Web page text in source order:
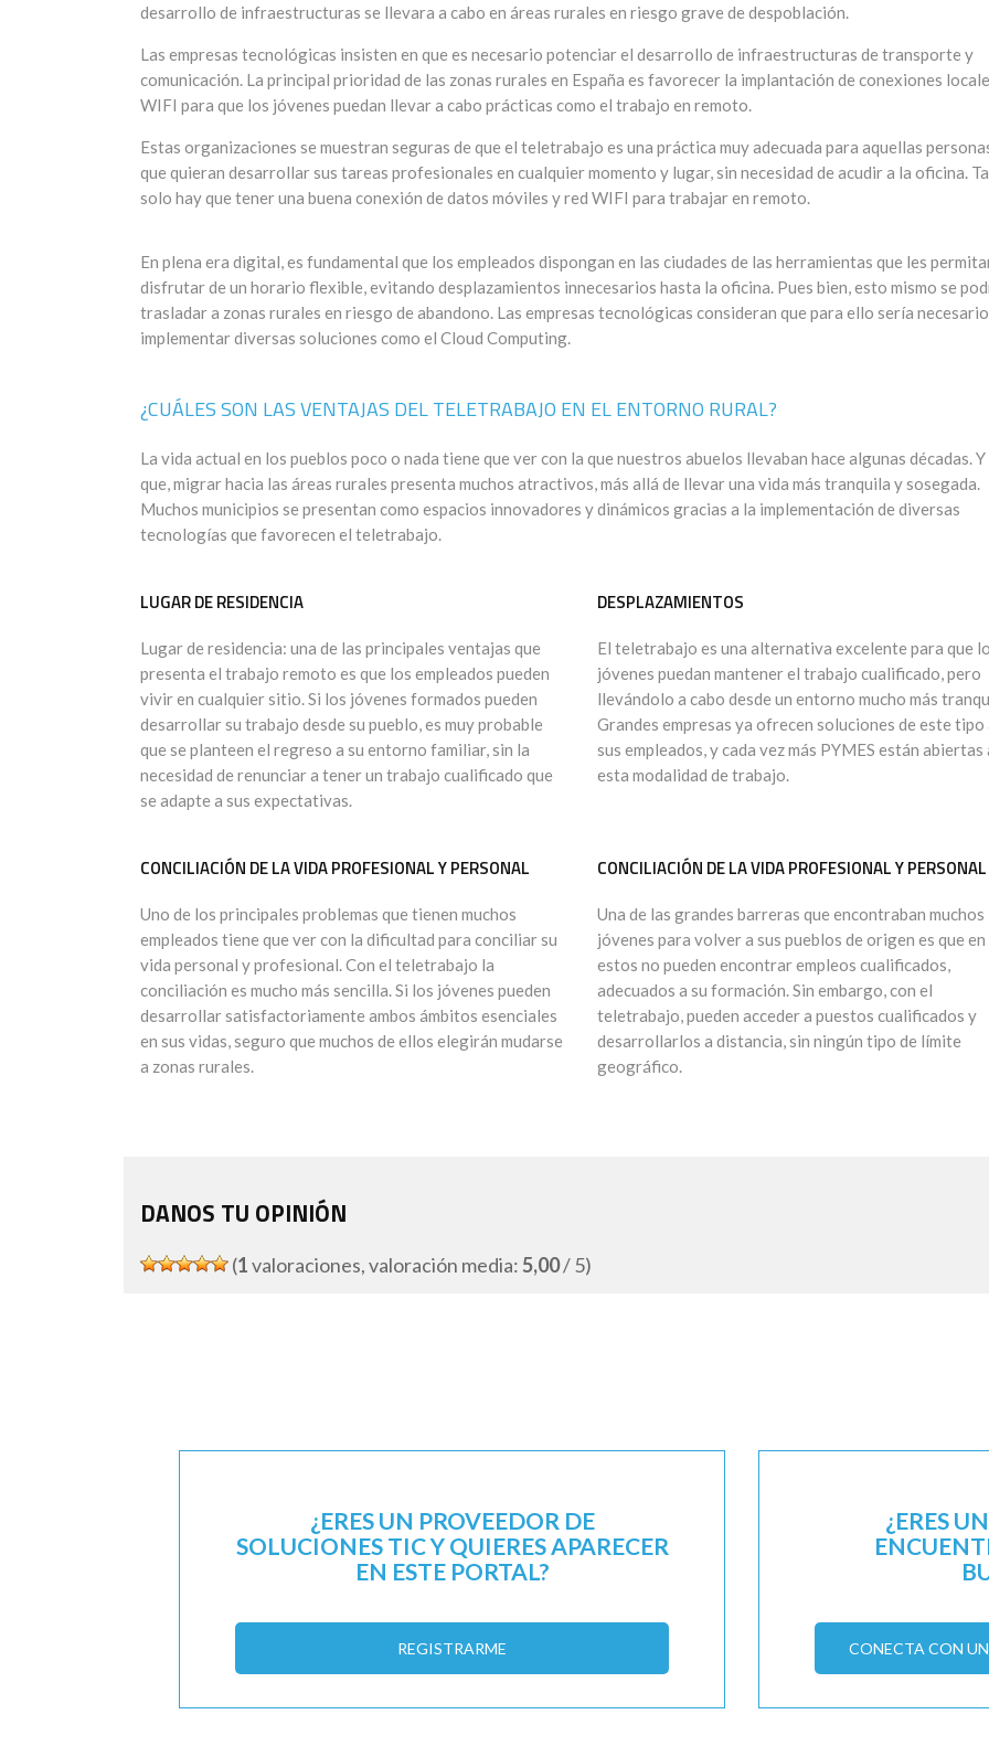
desarrollo de infraestructuras se llevara a cabo en áreas rurales en riesgo grave de despoblación.
Las empresas tecnológicas insisten en que es necesario potenciar el desarrollo de infraestructuras de transporte y
comunicación. La principal prioridad de las zonas rurales en España es favorecer la implantación de conexiones
WIFI para que los jóvenes puedan llevar a cabo prácticas como el trabajo en remoto.
Estas organizaciones se muestran seguras de que el teletrabajo es una práctica muy adecuada para aquellas
que quieran desarrollar sus tareas profesionales en cualquier momento y lugar, sin necesidad de acudir a la oficina.
solo hay que tener una buena conexión de datos móviles y red WIFI para trabajar en remoto.
En plena era digital, es fundamental que los empleados dispongan en las ciudades de las herramientas que les
disfrutar de un horario flexible, evitando desplazamientos innecesarios hasta la oficina. Pues bien, esto mismo se
trasladar a zonas rurales en riesgo de abandono. Las empresas tecnológicas consideran que para ello sería necesario
implementar diversas soluciones como el Cloud Computing.
¿CUÁLES SON LAS VENTAJAS DEL TELETRABAJO EN EL ENTORNO RURAL?
La vida actual en los pueblos poco o nada tiene que ver con la que nuestros abuelos llevaban hace algunas décadas. Y
que, migrar hacia las áreas rurales presenta muchos atractivos, más allá de llevar una vida más tranquila y sosegada.
Muchos municipios se presentan como espacios innovadores y dinámicos gracias a la implementación de diversas
tecnologías que favorecen el teletrabajo.
LUGAR DE RESIDENCIA
Lugar de residencia: una de las principales ventajas que
presenta el trabajo remoto es que los empleados pueden
vivir en cualquier sitio. Si los jóvenes formados pueden
desarrollar su trabajo desde su pueblo, es muy probable
que se planteen el regreso a su entorno familiar, sin la
necesidad de renunciar a tener un trabajo cualificado que
se adapte a sus expectativas.
DESPLAZAMIENTOS
El teletrabajo es una alternativa excelente para que
jóvenes puedan mantener el trabajo cualificado, pero
llevándolo a cabo desde un entorno mucho más
Grandes empresas ya ofrecen soluciones de este tipo
sus empleados, y cada vez más PYMES están abiertas
esta modalidad de trabajo.
CONCILIACIÓN DE LA VIDA PROFESIONAL Y PERSONAL
Uno de los principales problemas que tienen muchos
empleados tiene que ver con la dificultad para conciliar su
vida personal y profesional. Con el teletrabajo la
conciliación es mucho más sencilla. Si los jóvenes pueden
desarrollar satisfactoriamente ambos ámbitos esenciales
en sus vidas, seguro que muchos de ellos elegirán mudarse
a zonas rurales.
CONCILIACIÓN DE LA VIDA PROFESIONAL Y PERSONAL
Una de las grandes barreras que encontraban muchos
jóvenes para volver a sus pueblos de origen es que en
estos no pueden encontrar empleos cualificados,
adecuados a su formación. Sin embargo, con el
teletrabajo, pueden acceder a puestos cualificados y
desarrollarlos a distancia, sin ningún tipo de límite
geográfico.
DANOS TU OPINIÓN
(1valoraciones, valoración media:5,00/ 5)
¿ERES UN PROVEEDOR DE
SOLUCIONES TIC Y QUIERES APARECER
EN ESTE PORTAL?
REGISTRARME
¿ERES
CONECTA CON